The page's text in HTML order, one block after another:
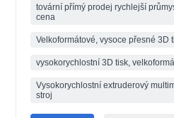
tovární přímý prodej rychlejší
cena
Velkoformátové, vysoce přesné 3D
vysokorychlostní 3D tisk,
Vysokorychlostní extruderový
stroj